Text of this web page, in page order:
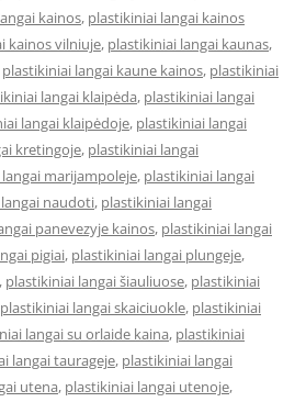
kainos, plastikiniai langai kainos
kainos vilniuje, plastikiniai langai kaunas,
plastikiniai langai kaune kainos, plastikiniai
langai klaipėda, plastikiniai langai
langai klaipėdoje, plastikiniai langai
kretingoje, plastikiniai langai
marijampoleje, plastikiniai langai
naudoti, plastikiniai langai
panevezyje kainos, plastikiniai langai
pigiai, plastikiniai langai plungeje,
, plastikiniai langai šiauliuose, plastikiniai
plastikiniai langai skaiciuokle, plastikiniai
langai su orlaide kaina, plastikiniai
langai taurageje, plastikiniai langai
utena, plastikiniai langai utenoje,